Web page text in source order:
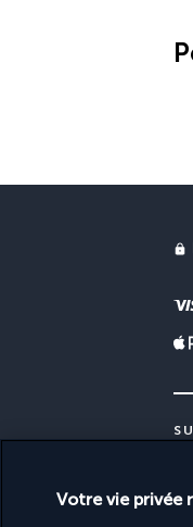
Votre vie privée